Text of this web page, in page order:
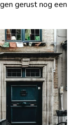
gerust nog een